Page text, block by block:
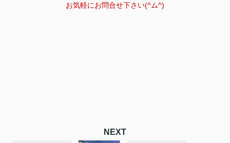
お気軽にお問合せ下さい(^ム^)
NEXT